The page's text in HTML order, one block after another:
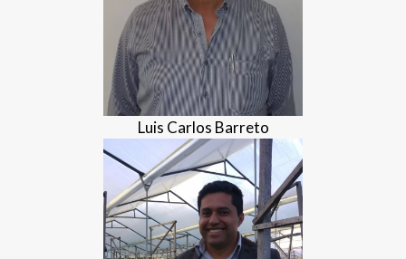
Luis Carlos Barreto